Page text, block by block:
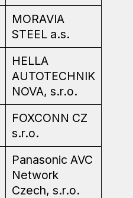
MORAVIA
STEEL a.s.
HELLA
AUTOTECHNIK
NOVA, s.r.o.
FOXCONN CZ
s.r.o.
Panasonic AVC
Network
Czech, s.r.o.